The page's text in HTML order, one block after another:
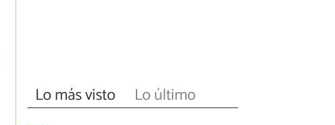
Lo más visto Lo último